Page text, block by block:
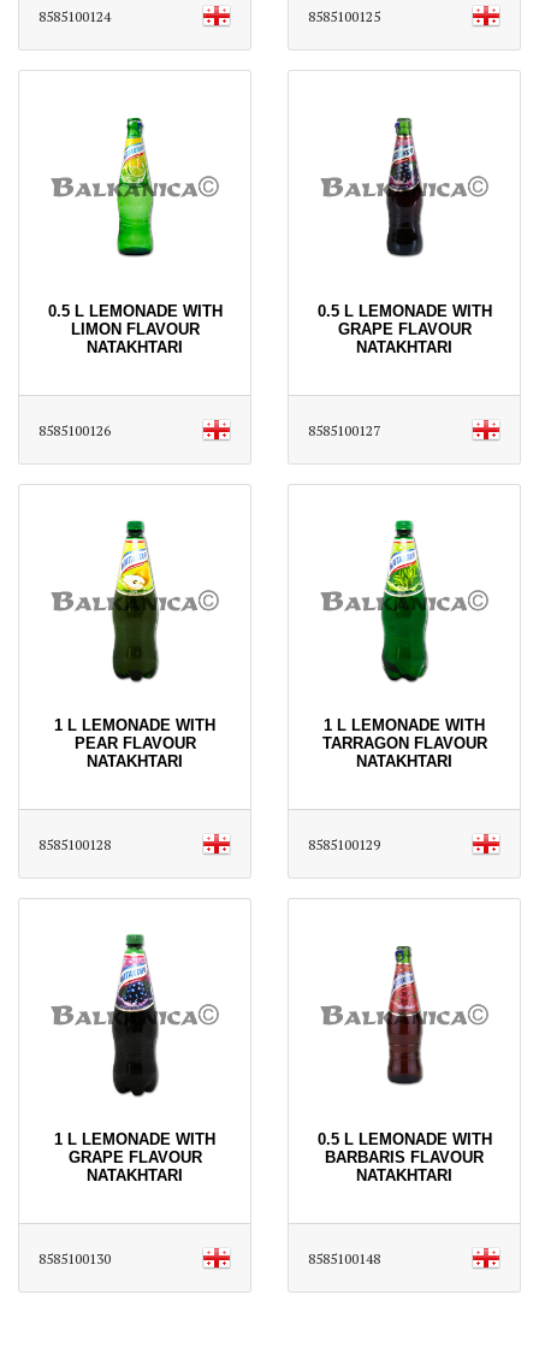
8585100124 8585100125
0.5 L LEMONADE WITH
LIMON FLAVOUR
NATAKHTARI
8585100126
0.5 L LEMONADE WITH
GRAPE FLAVOUR
NATAKHTARI
8585100127
1 L LEMONADE WITH
PEAR FLAVOUR
NATAKHTARI
8585100128
1 L LEMONADE WITH
TARRAGON FLAVOUR
NATAKHTARI
8585100129
1 L LEMONADE WITH
GRAPE FLAVOUR
NATAKHTARI
8585100130
0.5 L LEMONADE WITH
BARBARIS FLAVOUR
NATAKHTARI
8585100148